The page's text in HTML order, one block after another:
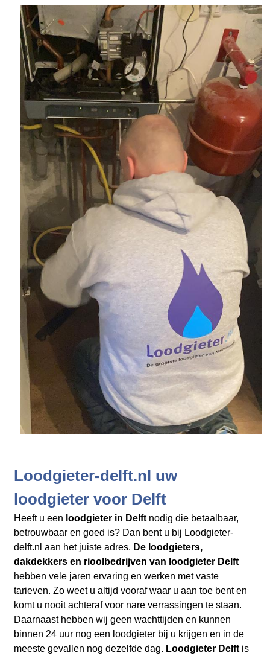
Loodgieter-delft.nl uw
loodgieter voor Delft
Heeft u een loodgieter in Delftnodig die betaalbaar,
betrouwbaar en goed is? Dan bent u bij Loodgieter-
delft.nl aan het juiste adres. De loodgieters,
dakdekkers en rioolbedrijven van loodgieter Delft
hebben vele jaren ervaring en werken met vaste
tarieven. Zo weet u altijd vooraf waar u aan toe bent en
komt u nooit achteraf voor nare verrassingen te staan.
Daarnaast hebben wij geen wachttijden en kunnen
binnen 24 uur nog een loodgieter bij u krijgen en in de
meeste gevallen nog dezelfde dag. Loodgieter Delftis